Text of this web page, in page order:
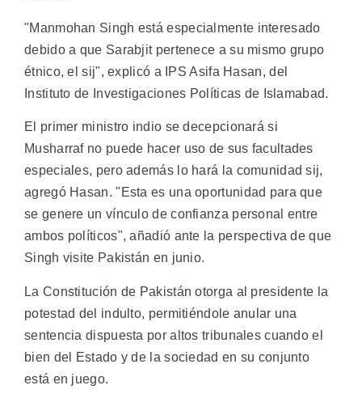
"Manmohan Singh está especialmente interesado
debido a que Sarabjit pertenece a su mismo grupo
étnico, el sij", explicó a IPS Asifa Hasan, del
Instituto de Investigaciones Políticas de Islamabad.
El primer ministro indio se decepcionará si
Musharraf no puede hacer uso de sus facultades
especiales, pero además lo hará la comunidad sij,
agregó Hasan. "Esta es una oportunidad para que
se genere un vínculo de confianza personal entre
ambos políticos", añadió ante la perspectiva de que
Singh visite Pakistán en junio.
La Constitución de Pakistán otorga al presidente la
potestad del indulto, permitiéndole anular una
sentencia dispuesta por altos tribunales cuando el
bien del Estado y de la sociedad en su conjunto
está en juego.